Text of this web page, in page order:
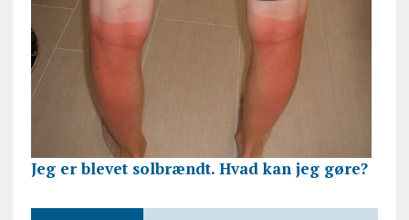
Jeg er blevet solbrændt. Hvad kan jeg gøre?